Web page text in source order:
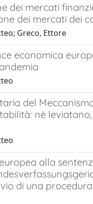
dei mercati
dei mercati dei
Greco, Ettore
economica
del
nè
alla
di una procedura